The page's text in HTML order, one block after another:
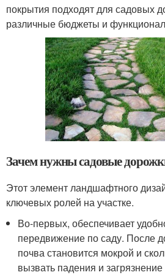
покрытия подходят для садовых
различные бюджеты и
Зачем нужны садовые
Этот элемент ландшафтного
ключевых ролей на участке.
Во-первых, обеспечивает
передвижение по саду. После
почва становится мокрой и
вызвать падения и